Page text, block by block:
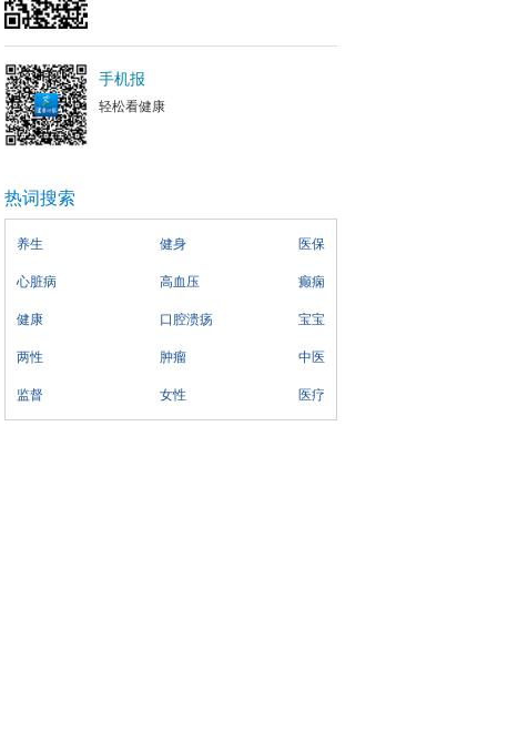
手机报
轻松看健康
热词搜索
养生 健身 医保
心脏病 高血压 癫痫
健康 口腔溃疡 宝宝
两性 肿瘤 中医
监督 女性 医疗